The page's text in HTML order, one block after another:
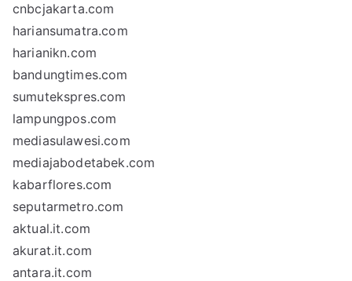
cnbcjakarta.com
hariansumatra.com
harianikn.com
bandungtimes.com
sumutekspres.com
lampungpos.com
mediasulawesi.com
mediajabodetabek.com
kabarflores.com
seputarmetro.com
aktual.it.com
akurat.it.com
antara.it.com